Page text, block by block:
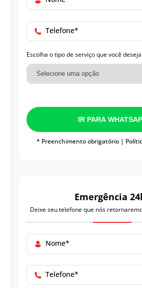
Telefone*
Escolha o tipo de serviço que você
IR PARA
* Preenchimento obrigatório |
Emergência
Deixe seu telefone que nós
Nome*
Telefone*